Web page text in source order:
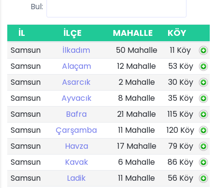
Bul:
İL İLÇE MAHALLE KÖY
Samsun İlkadım 50 Mahalle
11 Köy
Samsun
Alaçam 12 Mahalle
53 Köy
Samsun
Asarcık 2 Mahalle
30 Köy
Samsun
Ayvacık 8 Mahalle
35 Köy
Samsun
Bafra 21 Mahalle
115 Köy
Samsun
Çarşamba 11 Mahalle
120 Köy
Samsun
Havza 17 Mahalle
79 Köy
Samsun
Kavak 6 Mahalle
86 Köy
Samsun
Ladik 11 Mahalle
56 Köy